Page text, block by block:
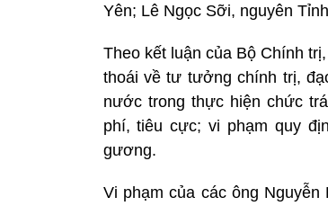
Yên; Lê Ngọc Sỡi, nguyên
Theo kết luận của Bộ Chính
thoái về tư tưởng chính trị,
nước trong thực hiện chức
phí, tiêu cực; vi phạm quy
gương.
Vi phạm của các ông